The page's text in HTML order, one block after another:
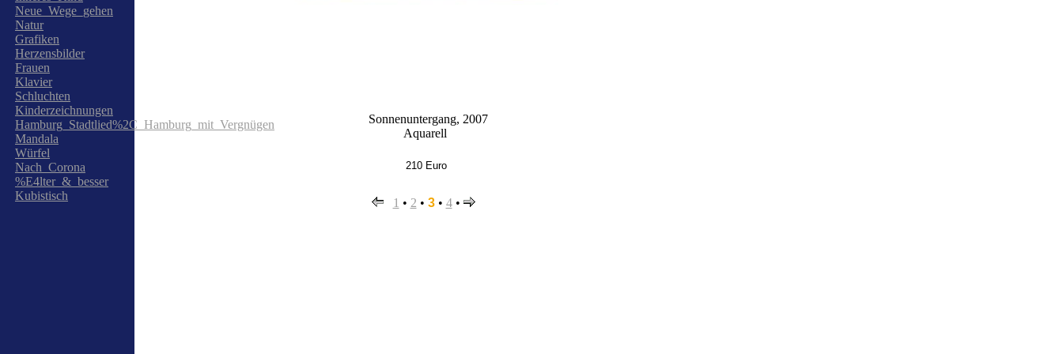
Neue_Wege_gehen
Natur
Grafiken
Herzensbilder
Frauen
Klavier
Schluchten
Kinderzeichnungen
Hamburg_Stadtlied%2C_Hamburg_mit_Vergnügen
Mandala
Würfel
Nach_Corona
%E4lter_&_besser
Kubistisch
Sonnenuntergang, 2007
Aquarell
210 Euro
1 • 2 • 3• 4•